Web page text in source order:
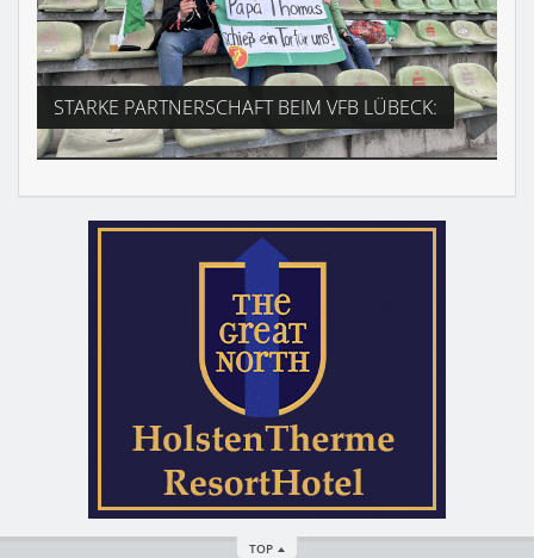
STARKE PARTNERSCHAFT BEIM VFB LÜBECK:
TOP